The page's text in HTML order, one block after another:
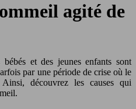
agité de
et des jeunes enfants sont
par une période de crise où le
découvrez les causes qui